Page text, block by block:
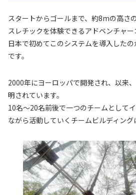
スタートからゴールまで、約8mの高さ
スレチックを体験できるアドベンチャー
日本で初めてこのシステムを導入した
です。
2000年にヨーロッパで開発され、以来
明されています。
10名～20名前後で一つのチームとして
ながら活動していくチームビルディング